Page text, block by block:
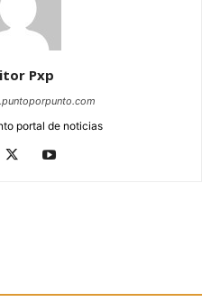
Pxp
portal de noticias